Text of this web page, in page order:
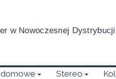
w Nowoczesnej
domowe Stereo